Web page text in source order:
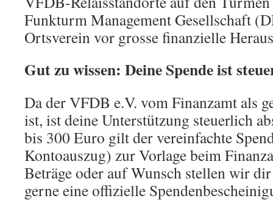
Funkturm Management Gesellschaft
Ortsverein vor grosse finanzielle
Gut zu wissen: Deine Spende ist
Da der VFDB e.V. vom Finanzamt als
ist, ist deine Unterstützung steuerlich
bis 300 Euro gilt der vereinfachte
Kontoauszug) zur Vorlage beim
Beträge oder auf Wunsch stellen wir
gerne eine offizielle